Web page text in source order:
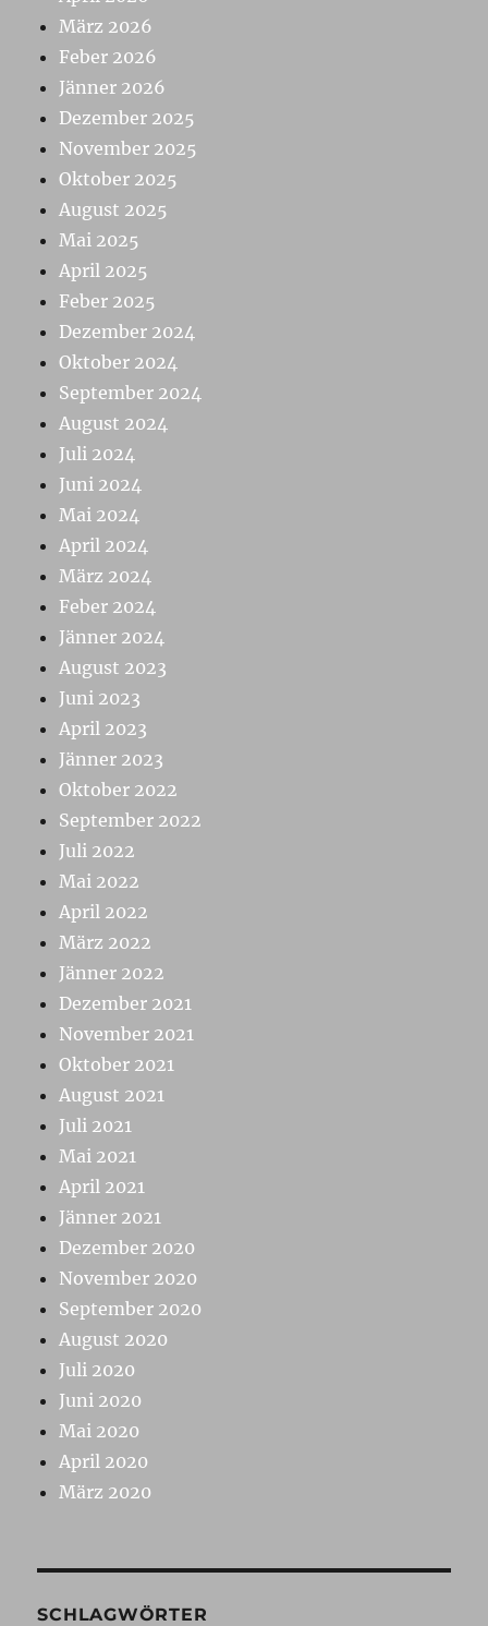
März 2026
Feber 2026
Jänner 2026
Dezember 2025
November 2025
Oktober 2025
August 2025
Mai 2025
April 2025
Feber 2025
Dezember 2024
Oktober 2024
September 2024
August 2024
Juli 2024
Juni 2024
Mai 2024
April 2024
März 2024
Feber 2024
Jänner 2024
August 2023
Juni 2023
April 2023
Jänner 2023
Oktober 2022
September 2022
Juli 2022
Mai 2022
April 2022
März 2022
Jänner 2022
Dezember 2021
November 2021
Oktober 2021
August 2021
Juli 2021
Mai 2021
April 2021
Jänner 2021
Dezember 2020
November 2020
September 2020
August 2020
Juli 2020
Juni 2020
Mai 2020
April 2020
März 2020
SCHLAGWÖRTER